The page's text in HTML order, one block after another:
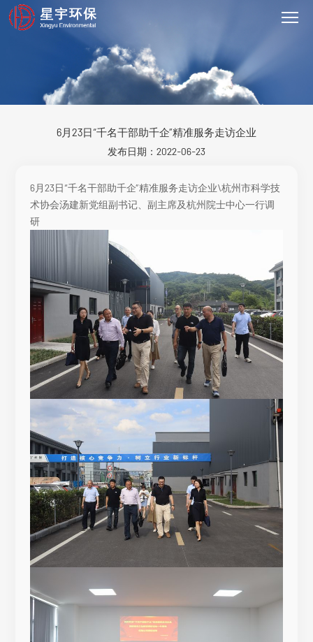
6月23日“千名干部助千企”精准服务走访企业
发布日期：2022-06-23
6月23日“千名干部助千企”精准服务走访企业\杭州市科学技
术协会汤建新党组副书记、副主席及杭州院士中心一行调
研